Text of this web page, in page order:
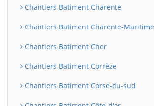
Chantiers Batiment Charente
Chantiers Batiment Charente-Maritime
Chantiers Batiment Cher
Chantiers Batiment Corrèze
Chantiers Batiment Corse-du-sud